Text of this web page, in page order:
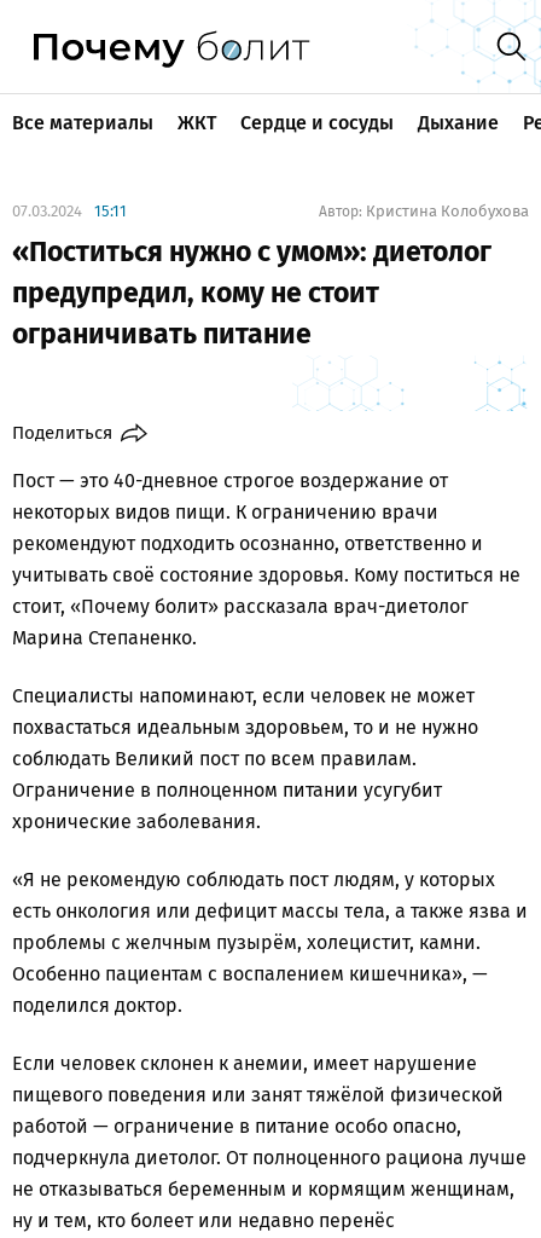
Все материалы ЖКТ Сердце и сосуды Дыхание
07.03.2024 15:11 Автор: Кристина Колобухова
«Поститься нужно с умом»: диетолог
предупредил, кому не стоит
ограничивать питание
Поделиться
Пост — это 40-дневное строгое воздержание от
некоторых видов пищи. К ограничению врачи
рекомендуют подходить осознанно, ответственно и
учитывать своё состояние здоровья. Кому поститься не
стоит, «Почему болит» рассказала врач-диетолог
Марина Степаненко.
Специалисты напоминают, если человек не может
похвастаться идеальным здоровьем, то и не нужно
соблюдать Великий пост по всем правилам.
Ограничение в полноценном питании усугубит
хронические заболевания.
«Я не рекомендую соблюдать пост людям, у которых
есть онкология или дефицит массы тела, а также язва и
проблемы с желчным пузырём, холецистит, камни.
Особенно пациентам с воспалением кишечника», —
поделился доктор.
Если человек склонен к анемии, имеет нарушение
пищевого поведения или занят тяжёлой физической
работой — ограничение в питание особо опасно,
подчеркнула диетолог. От полноценного рациона лучше
не отказываться беременным и кормящим женщинам,
ну и тем, кто болеет или недавно перенёс